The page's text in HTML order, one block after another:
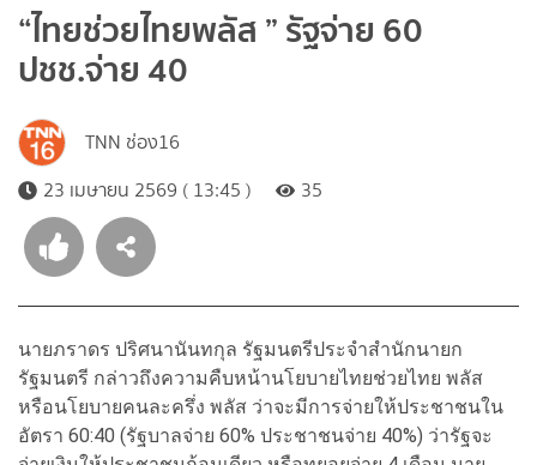
“ไทยช่วยไทยพลัส ” รัฐจ่าย 60
ปชช.จ่าย 40
TNN ช่อง16
23 เมษายน 2569 ( 13:45 )
35
นายภราดร ปริศนานันทกุล รัฐมนตรีประจำสำนักนายก
รัฐมนตรี กล่าวถึงความคืบหน้านโยบายไทยช่วยไทย พลัส
หรือนโยบายคนละครึ่ง พลัส ว่าจะมีการจ่ายให้ประชาชนใน
อัตรา 60:40 (รัฐบาลจ่าย 60% ประชาชนจ่าย 40%) ว่ารัฐจะ